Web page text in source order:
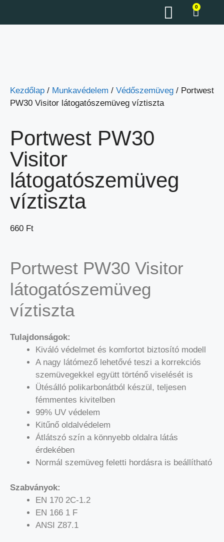
0
Kezdőlap / Munkavédelem / Védőszemüveg / Portwest
PW30 Visitor látogatószemüveg víztiszta
Portwest PW30
Visitor
látogatószemüveg
víztiszta
660 Ft
Portwest PW30 Visitor
látogatószemüveg
víztiszta
Tulajdonságok:
Kiváló védelmet és komfortot biztosító modell
A nagy látómező lehetővé teszi a korrekciós
szemüvegekkel együtt történő viselését is
Ütésálló polikarbonátból készül, teljesen
fémmentes kivitelben
99% UV védelem
Kitűnő oldalvédelem
Átlátszó szín a könnyebb oldalra látás
érdekében
Normál szemüveg feletti hordásra is beállítható
Szabványok:
EN 170 2C-1.2
EN 166 1 F
ANSI Z87.1